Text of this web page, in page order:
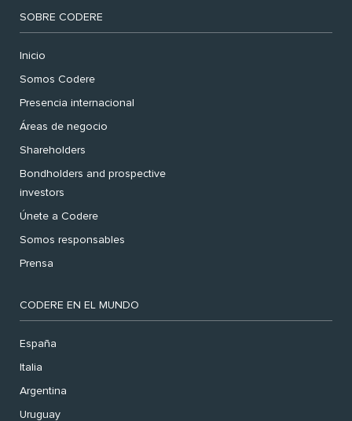
SOBRE CODERE
Inicio
Somos Codere
Presencia internacional
Áreas de negocio
Shareholders
Bondholders and prospective
investors
Únete a Codere
Somos responsables
Prensa
CODERE EN EL MUNDO
España
Italia
Argentina
Uruguay